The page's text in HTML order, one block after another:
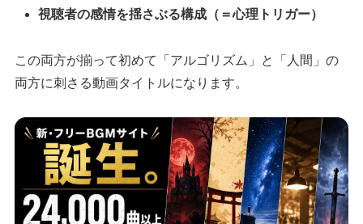
視聴者の感情を揺さぶる構成（＝心理トリガー）
この両方が揃って初めて「アルゴリズム」と「人間」の
両方に刺さる動画タイトルになります。